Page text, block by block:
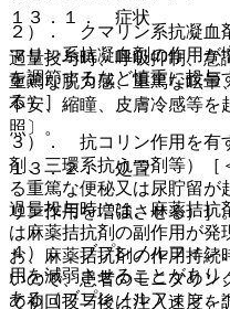
１３．１． 症状
過量投与時、呼吸抑制、意
重篤な脱力感、重篤な眩暈
不安、縮瞳、皮膚冷感等を
照〕。
１３．２． 処置
過量投与時には、麻薬拮抗
は麻薬拮抗剤の副作用が発
お、麻薬拮抗剤の作用持続
いので、患者のモニタリン
て初回投与後は注入速度を
２）． クマリン系抗凝血
マリン系抗凝血剤の作用が
を調節するなど慎重に投与
る）］。
３）． 抗コリン作用を有
剤、三環系抗うつ剤等）［
る重篤な便秘又は尿貯留が
リン作用を増強させる）］
４）． ブプレノルフィン
用を減弱させることがあり
ある（ブプレノルフィン、